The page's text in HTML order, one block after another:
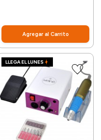
Agregar al Carrito
LLEGA EL LUNES